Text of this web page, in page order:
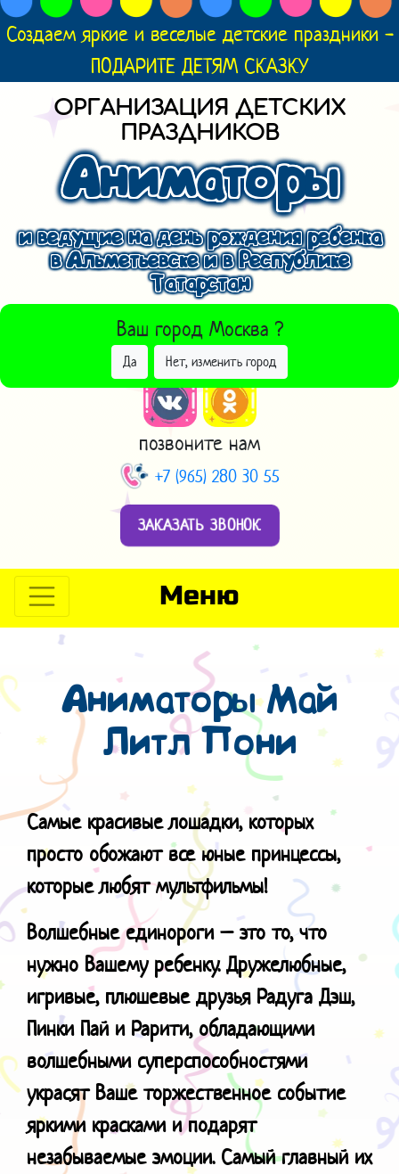
Создаем яркие и веселые детские праздники -
ПОДАРИТЕ ДЕТЯМ СКАЗКУ
ОРГАНИЗАЦИЯ ДЕТСКИХ
ПРАЗДНИКОВ
Аниматоры
и ведущие на день рождения ребенка
в Альметьевске и в Республике
Татарстан
Ваш город Москва ?
Да Нет, изменить город
ВЫБРАТЬ ДРУГОЙ ГОРОД
позвоните нам
+7 (965) 280 30 55
ЗАКАЗАТЬ ЗВОНОК
Меню
Аниматоры Май
Литл Пони
Самые красивые лошадки, которых
просто обожают все юные принцессы,
которые любят мультфильмы!
Волшебные единороги – это то, что
нужно Вашему ребенку. Дружелюбные,
игривые, плюшевые друзья Радуга Дэш,
Пинки Пай и Рарити, обладающими
волшебными суперспособностями
украсят Ваше торжественное событие
яркими красками и подарят
незабываемые эмоции. Самый главный их